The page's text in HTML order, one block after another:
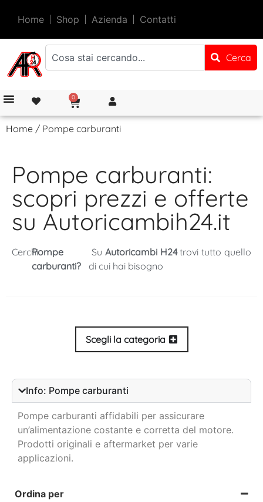
Home Shop Azienda Contatti
Cerca
0
Home / Pompe carburanti
Pompe carburanti:
scopri prezzi e offerte
su Autoricambih24.it
CerchiPompe
carburanti?
Su Autoricambi H24trovi tutto quello
di cui hai bisogno
Scegli la categoria
Info: Pompe carburanti
Pompe carburanti affidabili per assicurare
un’alimentazione costante e corretta del motore.
Prodotti originali e aftermarket per varie
applicazioni.
Ordina per